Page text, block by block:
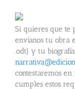
Si quieres que te
envíanos tu obra
.odt) y tu
contestaremos
cumples estos